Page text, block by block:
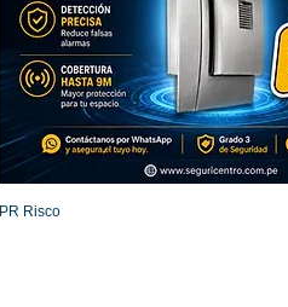
PR Risco